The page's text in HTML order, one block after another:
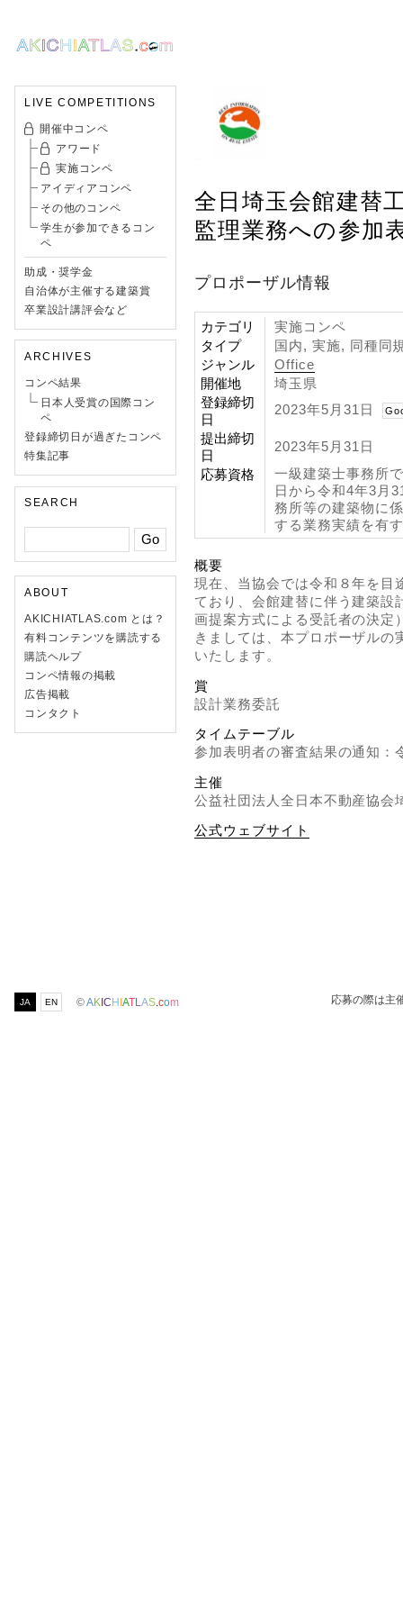
LIVE COMPETITIONS
開催中コンペ
アワード
実施コンペ
アイディアコンペ
その他のコンペ
学生が参加できるコン
ペ
助成・奨学金
自治体が主催する建築賞
卒業設計講評会など
ARCHIVES
コンペ結果
日本人受賞の国際コン
ペ
登録締切日が過ぎたコンペ
特集記事
SEARCH
ABOUT
AKICHIATLAS.com とは？
有料コンテンツを購読する
購読ヘルプ
コンペ情報の掲載
広告掲載
コンタクト
全日埼玉会館建替
監理業務への参加
プロポーザル情報
カテゴリ
実施コンペ
タイプ
国内, 実施, 同種同
ジャンル
Office
開催地
埼玉県
登録締切
日
2023年5月31日
提出締切
日
2023年5月31日
応募資格
一級建築士事務所
日から令和4年3月
務所等の建築物に
する業務実績を有
概要
現在、当協会では令和８年を目
ており、会館建替に伴う建築設
画提案方式による受託者の決定
きましては、本プロポーザル
いたします。
賞
設計業務委託
タイムテーブル
参加表明者の審査結果の通知：
主催
公益社団法人全日本不動産協会
公式ウェブサイト
JA EN ©AK C H ATLAS.com 応募の際は主